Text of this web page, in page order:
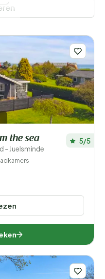
the sea
- Juelsminde
5/5